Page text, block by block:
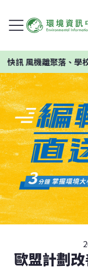
快訊風機離聚落、學校
歐盟計劃